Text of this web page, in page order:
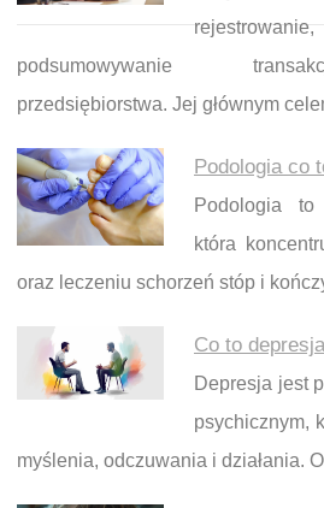
podsumowywanie
przedsiębiorstwa. Jej głównym
Podologia co
Podologia to
która
oraz leczeniu schorzeń stóp i
Co to
Depresja jest
psychicznym,
myślenia, odczuwania i działania.